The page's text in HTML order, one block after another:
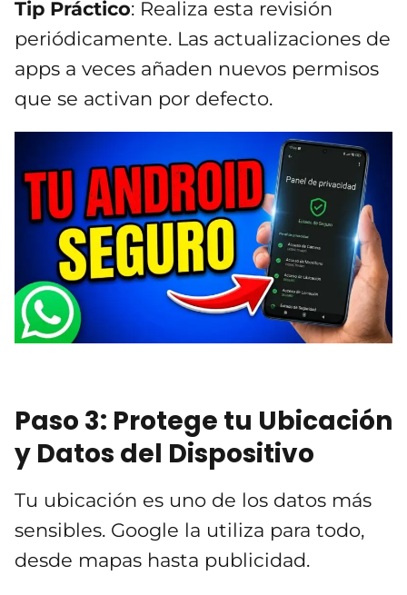
Tip Práctico: Realiza esta revisión
periódicamente. Las actualizaciones de
apps a veces añaden nuevos permisos
que se activan por defecto.
Paso 3: Protege tu Ubicación
y Datos del Dispositivo
Tu ubicación es uno de los datos más
sensibles. Google la utiliza para todo,
desde mapas hasta publicidad.